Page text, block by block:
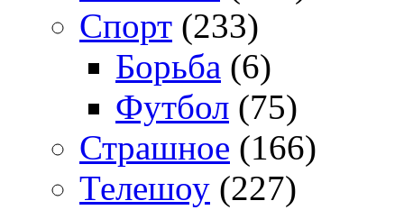
Спорт (233)
Борьба (6)
Футбол (75)
Страшное (166)
Телешоу (227)